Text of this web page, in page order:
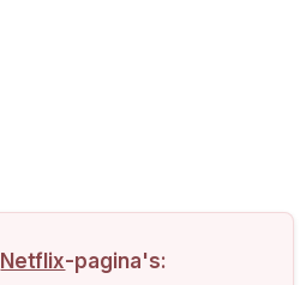
Netflix-pagina's: